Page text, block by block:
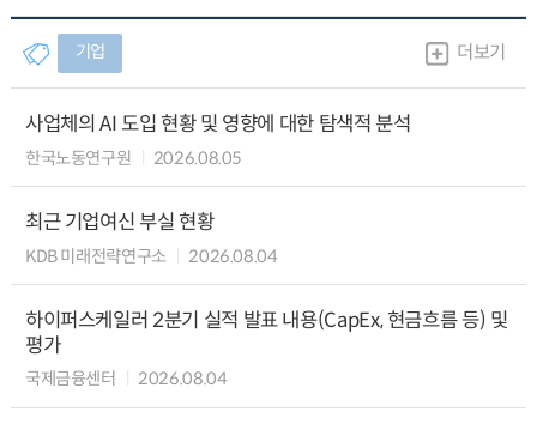
기업 더보기
사업체의 AI 도입 현황 및 영향에 대한 탐색적 분석
한국노동연구원 2026.08.05
최근 기업여신 부실 현황
KDB 미래전략연구소 2026.08.04
하이퍼스케일러 2분기 실적 발표 내용(CapEx, 현금흐름 등) 및
평가
국제금융센터 2026.08.04